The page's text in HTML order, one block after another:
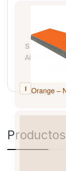
SKU:
Aluminio